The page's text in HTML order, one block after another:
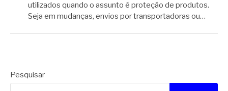
utilizados quando o assunto é proteção de produtos.
Seja em mudanças, envios por transportadoras ou…
Pesquisar